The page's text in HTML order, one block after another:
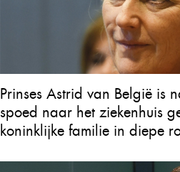
Prinses Astrid van België is
spoed naar het ziekenhuis
koninklijke familie in diepe